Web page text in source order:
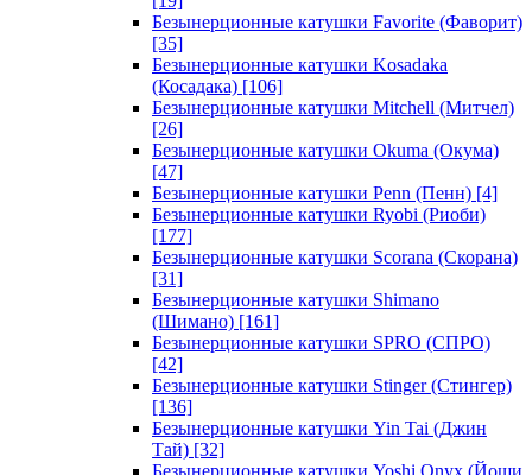
Безынерционные катушки Favorite (Фаворит)
[35]
Безынерционные катушки Kosadaka
(Косадака) [106]
Безынерционные катушки Mitchell (Митчел)
[26]
Безынерционные катушки Okuma (Окума)
[47]
Безынерционные катушки Penn (Пенн) [4]
Безынерционные катушки Ryobi (Риоби)
[177]
Безынерционные катушки Scorana (Скорана)
[31]
Безынерционные катушки Shimano
(Шимано) [161]
Безынерционные катушки SPRO (СПРО)
[42]
Безынерционные катушки Stinger (Стингер)
[136]
Безынерционные катушки Yin Tai (Джин
Тай) [32]